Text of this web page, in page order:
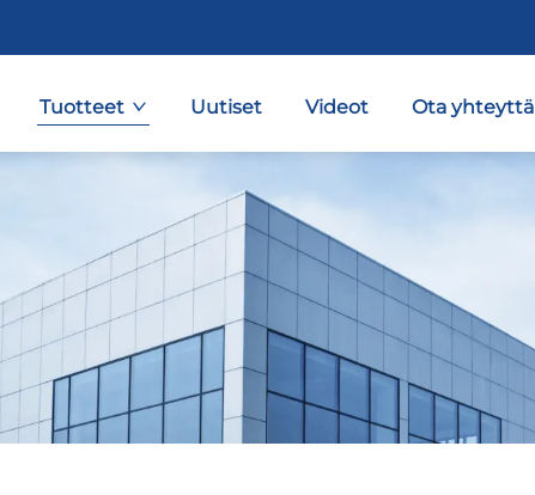
Tuotteet Uutiset Videot Ota yhteyttä